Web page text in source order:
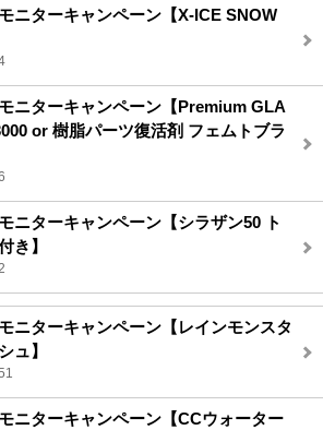
ニターキャンペーン【X-ICE SNOW
ニターキャンペーン【Premium GLA
or 樹脂パーツ復活剤 フェムトブラ
ニターキャンペーン【シラザン50 ト
き】
ニターキャンペーン【レインモンスタ
ュ】
ニターキャンペーン【CCウォーター